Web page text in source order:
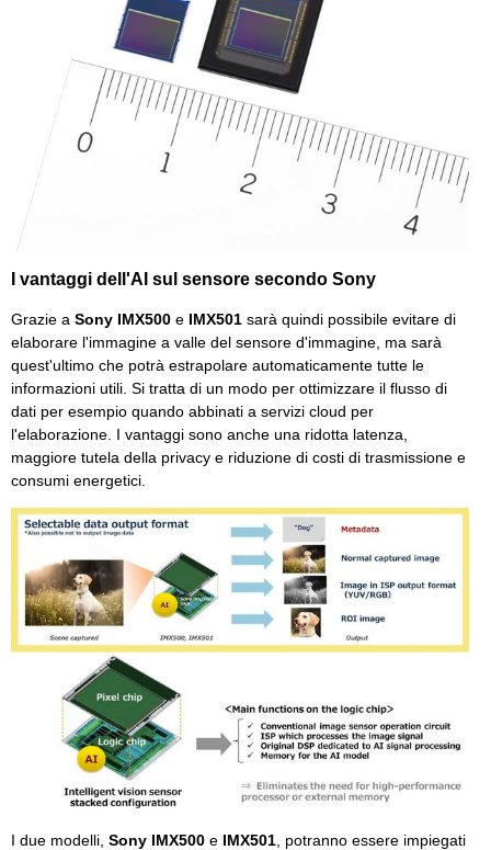
I vantaggi dell'AI sul sensore secondo Sony
Grazie a Sony IMX500 e IMX501 sarà quindi possibile evitare di
elaborare l'immagine a valle del sensore d'immagine, ma sarà
quest'ultimo che potrà estrapolare automaticamente tutte le
informazioni utili. Si tratta di un modo per ottimizzare il flusso di
dati per esempio quando abbinati a servizi cloud per
l'elaborazione. I vantaggi sono anche una ridotta latenza,
maggiore tutela della privacy e riduzione di costi di trasmissione e
consumi energetici.
I due modelli, Sony IMX500 e IMX501 , potranno essere impiegati